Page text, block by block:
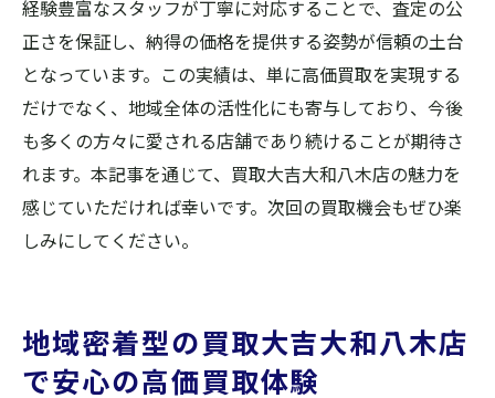
経験豊富なスタッフが丁寧に対応することで、査定の公
正さを保証し、納得の価格を提供する姿勢が信頼の土台
となっています。この実績は、単に高価買取を実現する
だけでなく、地域全体の活性化にも寄与しており、今後
も多くの方々に愛される店舗であり続けることが期待さ
れます。本記事を通じて、買取大吉大和八木店の魅力を
感じていただければ幸いです。次回の買取機会もぜひ楽
しみにしてください。
地域密着型の買取大吉大和八木店
で安心の高価買取体験